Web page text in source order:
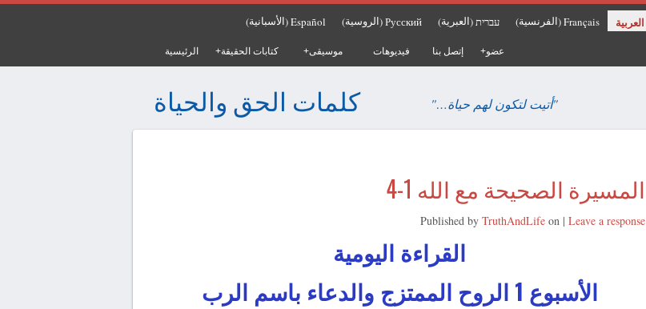
العربية Français
(الفرنسية) עברית (العبرية)
Русский
(الروسية)
Español
(الأسبانية)
الرئيسية كتابات الحقيقة موسيقى فيديوهات إتصل بنا عضو
كلمات الحق والحياة "أتيت لتكون لهم حياة…"
المسيرة الصحيحة مع الله 1-4
Published byTruthAndLife on |Leave a response
القراءة اليومية
الأسبوع 1 الروح الممتزج والدعاء باسم الرب